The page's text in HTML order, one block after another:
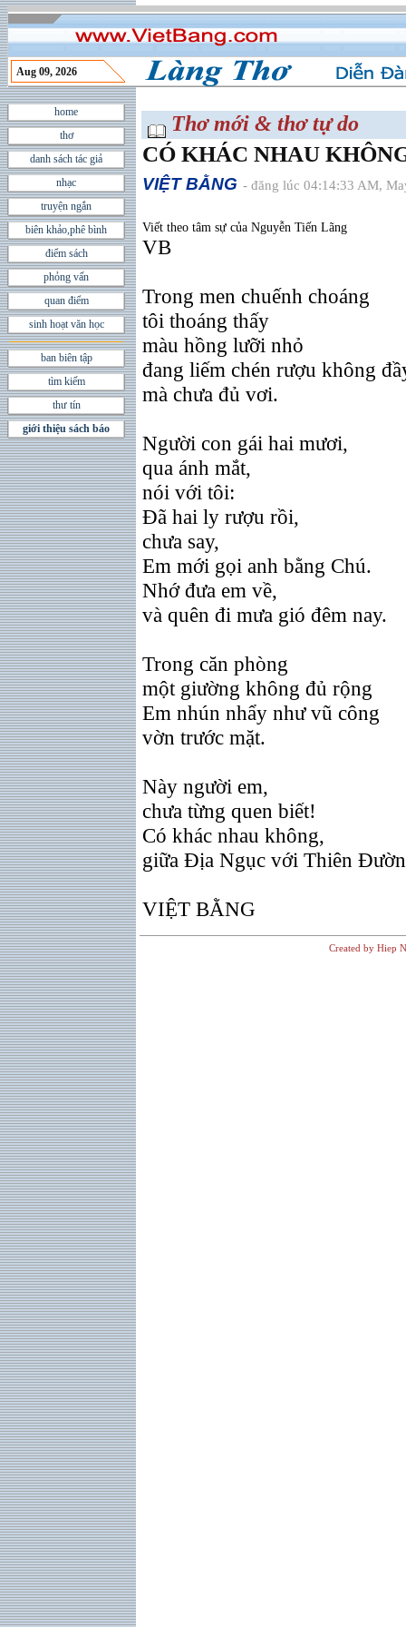
Aug 09, 2026
home
thơ
danh sách tác giả
nhạc
truyện ngắn
biên khảo,phê bình
điểm sách
phỏng vấn
quan điểm
sinh hoạt văn học
ban biên tập
tìm kiếm
thư tín
giới thiệu sách báo
Thơ mới & thơ tự do
CÓ KHÁC NHAU
VIỆT BẰNG - đăng lúc 04:14:33 AM,
Viết theo tâm sự của Nguyễn Tiến Lãng
VB
Trong men chuếnh choáng
tôi thoáng thấy
màu hồng lưỡi nhỏ
đang liếm chén rượu không
mà chưa đủ vơi.
Người con gái hai mươi,
qua ánh mắt,
nói với tôi:
Ðã hai ly rượu rồi,
chưa say,
Em mới gọi anh bằng Chú.
Nhớ đưa em về,
và quên đi mưa gió đêm nay.
Trong căn phòng
một giường không đủ rộng
Em nhún nhẩy như vũ công
vờn trước mặt.
Này người em,
chưa từng quen biết!
Có khác nhau không,
giữa Ðịa Ngục với Thiên
VIỆT BẰNG
Created by Hiep